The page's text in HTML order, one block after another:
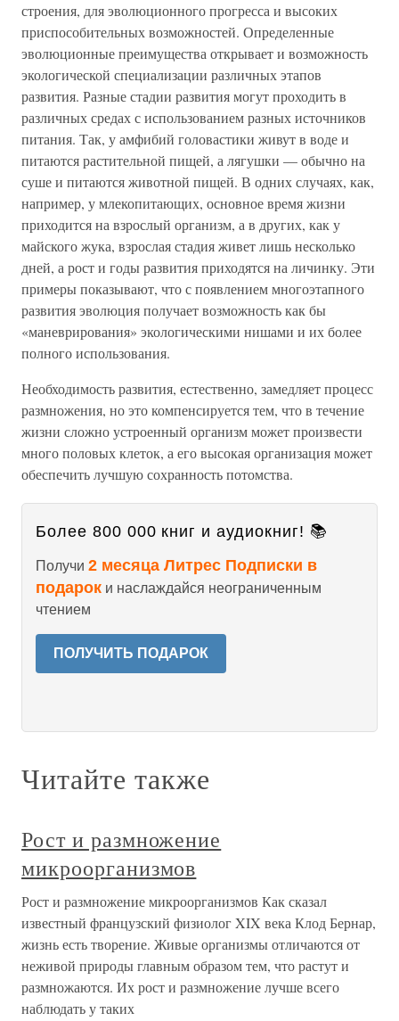
строения, для эволюционного прогресса и высоких
приспособительных возможностей. Определенные
эволюционные преимущества открывает и возможность
экологической специализации различных этапов
развития. Разные стадии развития могут проходить в
различных средах с использованием разных источников
питания. Так, у амфибий головастики живут в воде и
питаются растительной пищей, а лягушки — обычно на
суше и питаются животной пищей. В одних случаях, как,
например, у млекопитающих, основное время жизни
приходится на взрослый организм, а в других, как у
майского жука, взрослая стадия живет лишь несколько
дней, а рост и годы развития приходятся на личинку. Эти
примеры показывают, что с появлением многоэтапного
развития эволюция получает возможность как бы
«маневрирования» экологическими нишами и их более
полного использования.
Необходимость развития, естественно, замедляет процесс
размножения, но это компенсируется тем, что в течение
жизни сложно устроенный организм может произвести
много половых клеток, а его высокая организация может
обеспечить лучшую сохранность потомства.
Более 800 000 книг и аудиокниг! 📚
Получи 2 месяца Литрес Подписки в
подарок и наслаждайся неограниченным
чтением
ПОЛУЧИТЬ ПОДАРОК
Читайте также
Рост и размножение
микроорганизмов
Рост и размножение микроорганизмов Как сказал
известный французский физиолог XIX века Клод Бернар,
жизнь есть творение. Живые организмы отличаются от
неживой природы главным образом тем, что растут и
размножаются. Их рост и размножение лучше всего
наблюдать у таких